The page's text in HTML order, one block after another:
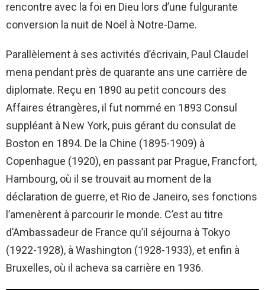
rencontre avec la foi en Dieu lors d’une fulgurante
conversion la nuit de Noël à Notre-Dame.
Parallèlement à ses activités d’écrivain, Paul Claudel
mena pendant près de quarante ans une carrière de
diplomate. Reçu en 1890 au petit concours des
Affaires étrangères, il fut nommé en 1893 Consul
suppléant à New York, puis gérant du consulat de
Boston en 1894. De la Chine (1895-1909) à
Copenhague (1920), en passant par Prague, Francfort,
Hambourg, où il se trouvait au moment de la
déclaration de guerre, et Rio de Janeiro, ses fonctions
l’amenèrent à parcourir le monde. C’est au titre
d’Ambassadeur de France qu’il séjourna à Tokyo
(1922-1928), à Washington (1928-1933), et enfin à
Bruxelles, où il acheva sa carrière en 1936.